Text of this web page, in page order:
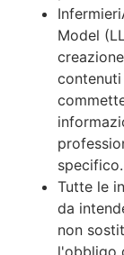
Model
specifico.
Tutte le
da
non
l'obbligo